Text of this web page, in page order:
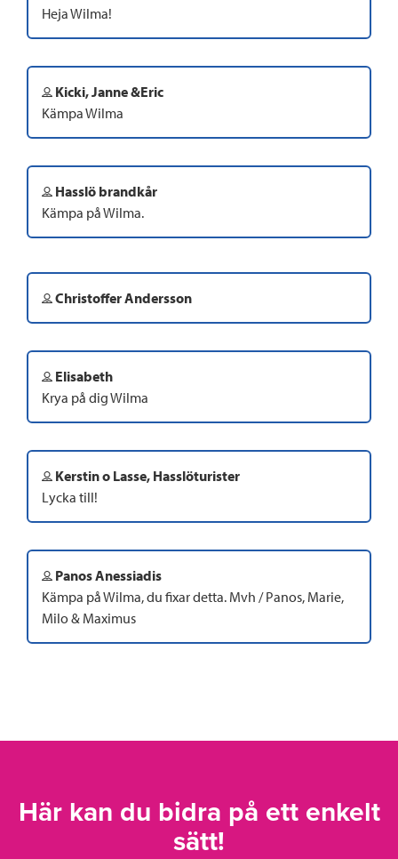
Heja Wilma!
Kicki, Janne &Eric
Kämpa Wilma
Hasslö brandkår
Kämpa på Wilma.
Christoffer Andersson
Elisabeth
Krya på dig Wilma
Kerstin o Lasse, Hasslöturister
Lycka till!
Panos Anessiadis
Kämpa på Wilma, du fixar detta. Mvh / Panos, Marie,
Milo & Maximus
Här kan du bidra på ett enkelt
sätt!